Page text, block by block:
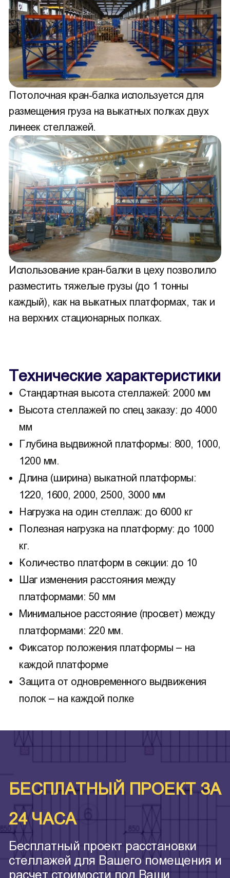
Потолочная кран-балка используется для
размещения груза на выкатных полках двух
линеек стеллажей.
Использование кран-балки в цеху позволило
разместить тяжелые грузы (до 1 тонны
каждый), как на выкатных платформах, так и
на верхних стационарных полках.
Технические характеристики
Стандартная высота стеллажей: 2000 мм
Высота стеллажей по спец заказу: до 4000
мм
Глубина выдвижной платформы: 800, 1000,
1200 мм.
Длина (ширина) выкатной платформы:
1220, 1600, 2000, 2500, 3000 мм
Нагрузка на один стеллаж: до 6000 кг
Полезная нагрузка на платформу: до 1000
кг.
Количество платформ в секции: до 10
Шаг изменения расстояния между
платформами: 50 мм
Минимальное расстояние (просвет) между
платформами: 220 мм.
Фиксатор положения платформы – на
каждой платформе
Защита от одновременного выдвижения
полок – на каждой полке
БЕСПЛАТНЫЙ ПРОЕКТ ЗА
24 ЧАСА
Бесплатный проект расстановки
стеллажей для Вашего помещения и
расчет стоимости под Ваши